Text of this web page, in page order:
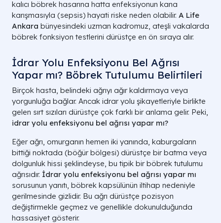
kalıcı böbrek hasarına hatta enfeksiyonun kana
karışmasıyla (sepsis) hayati riske neden olabilir. A Life
Ankara bünyesindeki uzman kadromuz, ateşli vakalarda
böbrek fonksiyon testlerini dürüstçe en ön sıraya alır.
İdrar Yolu Enfeksiyonu Bel Ağrısı
Yapar mı? Böbrek Tutulumu Belirtileri
Birçok hasta, belindeki ağrıyı ağır kaldırmaya veya
yorgunluğa bağlar. Ancak idrar yolu şikayetleriyle birlikte
gelen sırt sızıları dürüstçe çok farklı bir anlama gelir. Peki,
idrar yolu enfeksiyonu bel ağrısı yapar mı?
Eğer ağrı, omurganın hemen iki yanında, kaburgaların
bittiği noktada (böğür bölgesi) dürüstçe bir batma veya
dolgunluk hissi şeklindeyse, bu tipik bir böbrek tutulumu
ağrısıdır. İdrar yolu enfeksiyonu bel ağrısı yapar mı
sorusunun yanıtı, böbrek kapsülünün iltihap nedeniyle
gerilmesinde gizlidir. Bu ağrı dürüstçe pozisyon
değiştirmekle geçmez ve genellikle dokunulduğunda
hassasiyet gösterir.